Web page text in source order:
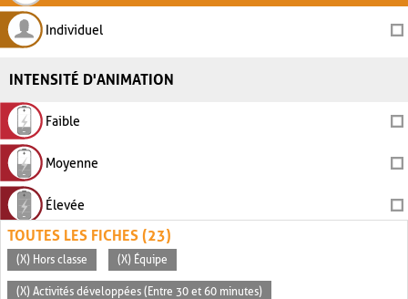
Individuel
INTENSITÉ D'ANIMATION
Faible
Moyenne
Élevée
TOUTES LES FICHES (23)
(X) Hors classe (X) Équipe
(X) Activités développées (Entre 30 et 60 minutes)